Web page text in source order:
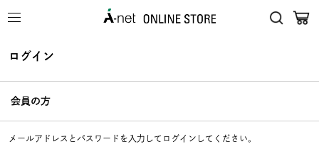
ログイン
会員の方
メールアドレスとパスワードを入力してログインしてください。